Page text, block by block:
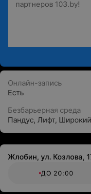
Онлайн-запись
Есть
Безбарьерная среда
Пандус, Лифт,
Жлобин, ул. Козлова,
ДО 20:00